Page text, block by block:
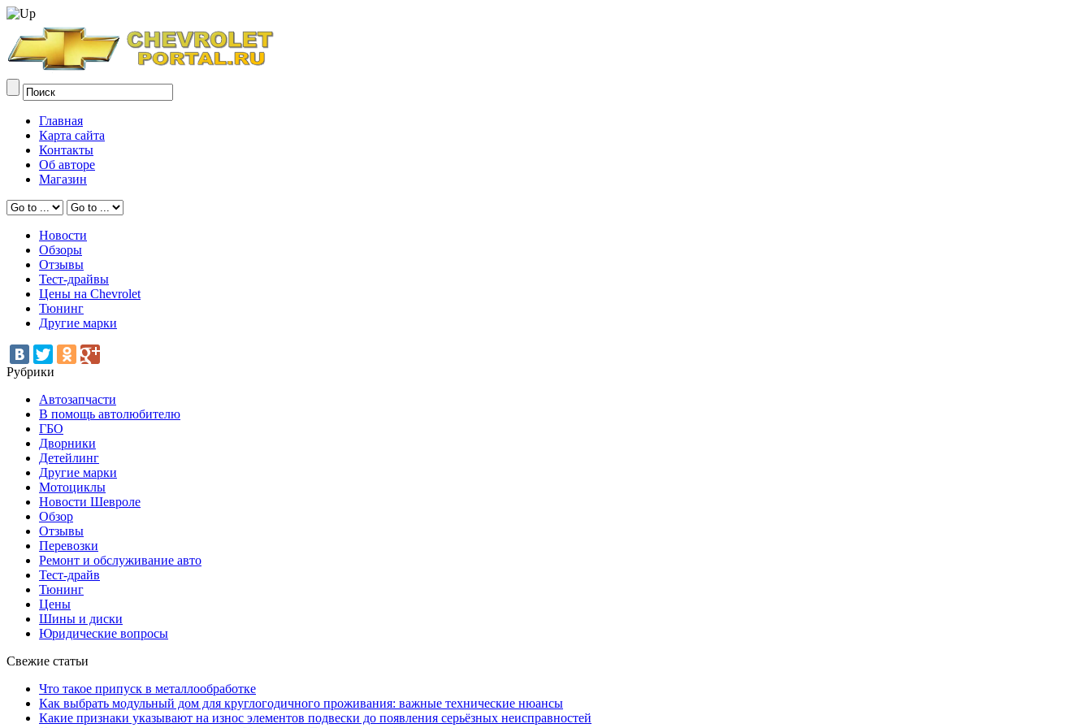
Главная
Карта сайта
Контакты
Об авторе
Магазин
Новости
Обзоры
Отзывы
Тест-драйвы
Цены на Chevrolet
Тюнинг
Другие марки
Рубрики
Автозапчасти
В помощь автолюбителю
ГБО
Дворники
Детейлинг
Другие марки
Мотоциклы
Новости Шевроле
Обзор
Отзывы
Перевозки
Ремонт и обслуживание авто
Тест-драйв
Тюнинг
Цены
Шины и диски
Юридические вопросы
Свежие статьи
Что такое припуск в металлообработке
Как выбрать модульный дом для круглогодичного проживания: важные технические нюансы
Какие признаки указывают на износ элементов подвески до появления серьёзных неисправностей